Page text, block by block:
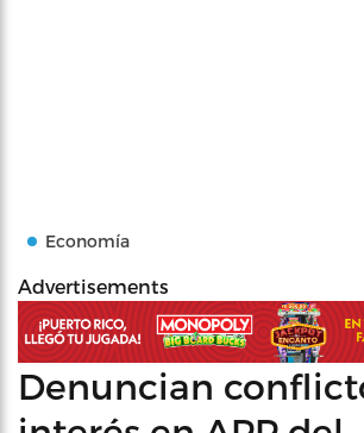
Economía
Advertisements
Denuncian